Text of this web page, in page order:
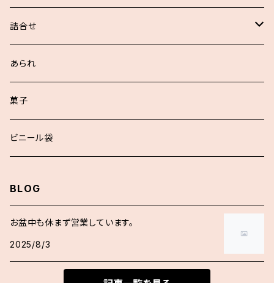
詰合せ
浮世あられ詰合せ
お好詰合せ
袋入詰合せ
あられ
菓子
ビニール袋
BLOG
お盆中も休まず営業しています。
2025/8/3